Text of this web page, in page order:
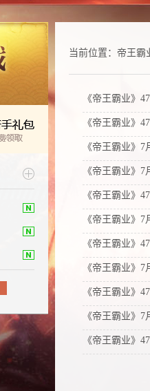
当前位置： 帝王霸
《帝王霸业》
《帝王霸业》
《帝王霸业》
《帝王霸业》
《帝王霸业》
《帝王霸业》
《帝王霸业》
《帝王霸业》
《帝王霸业》
《帝王霸业》
《帝王霸业》